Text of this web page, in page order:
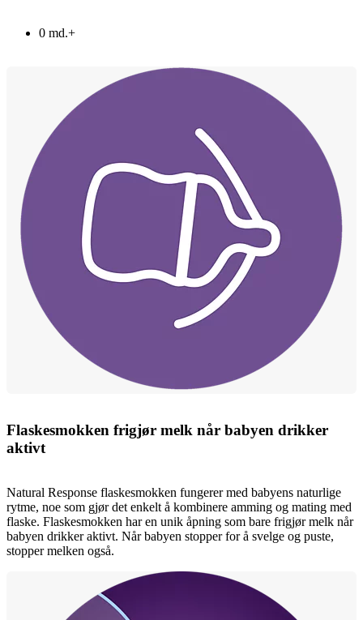
0 md.+
Flaskesmokken frigjør melk når babyen drikker
aktivt
Natural Response flaskesmokken fungerer med babyens naturlige
rytme, noe som gjør det enkelt å kombinere amming og mating med
flaske. Flaskesmokken har en unik åpning som bare frigjør melk når
babyen drikker aktivt. Når babyen stopper for å svelge og puste,
stopper melken også.